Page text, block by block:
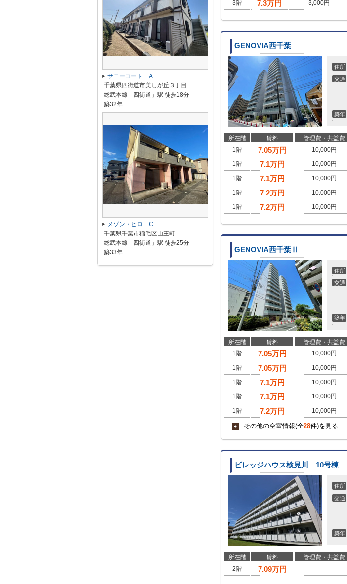
3階
7.3万円 3,000円
GENOVIA西千葉
住所
交通
築年
所在階 賃料 管理費・共益費
1階
7.05万円 10,000円
1階
7.1万円 10,000円
1階
7.1万円 10,000円
1階
7.2万円 10,000円
1階
7.2万円 10,000円
GENOVIA西千葉Ⅱ
住所
交通
築年
所在階 賃料 管理費・共益費
1階
7.05万円 10,000円
1階
7.05万円 10,000円
1階
7.1万円 10,000円
1階
7.1万円 10,000円
1階
7.2万円 10,000円
+ その他の空室情報(全28件)を見る
ビレッジハウス検見川 10号棟
住所
交通
築年
所在階 賃料 管理費・共益費
2階
7.09万円 -
サニーコート A
千葉県四街道市美しが丘３丁目
総武本線「四街道」駅 徒歩18分
築32年
メゾン・ヒロ C
千葉県千葉市稲毛区山王町
総武本線「四街道」駅 徒歩25分
築33年